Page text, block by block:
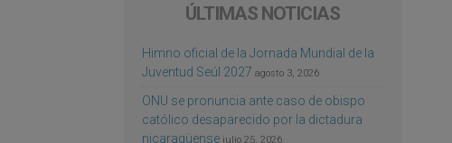
ÚLTIMAS NOTICIAS
Himno oficial de la Jornada Mundial de la
Juventud Seúl 2027 agosto 3, 2026
ONU se pronuncia ante caso de obispo
católico desaparecido por la dictadura
nicaragüense julio 25, 2026